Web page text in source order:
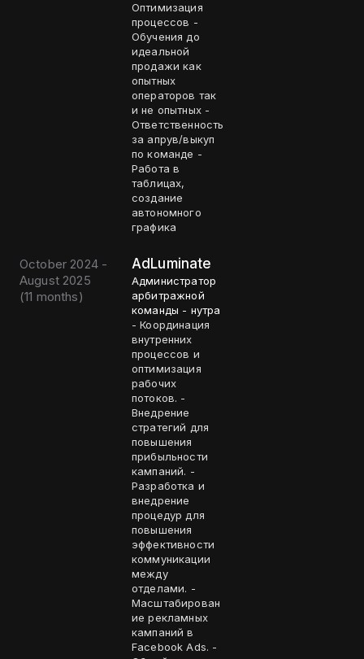
Оптимизация
процессов -
Обучения до
идеальной
продажи как
опытных
операторов так
и не опытных -
Ответственность
за апрув/выкуп
по команде -
Работа в
таблицах,
создание
автономного
графика
October 2024 -
August 2025
(11 months)
AdLuminate
Администратор
арбитражной
команды - нутра
- Координация
внутренних
процессов и
оптимизация
рабочих
потоков. -
Внедрение
стратегий для
повышения
прибыльности
кампаний. -
Разработка и
внедрение
процедур для
повышения
эффективности
коммуникации
между
отделами. -
Масштабирован
ие рекламных
кампаний в
Facebook Ads. -